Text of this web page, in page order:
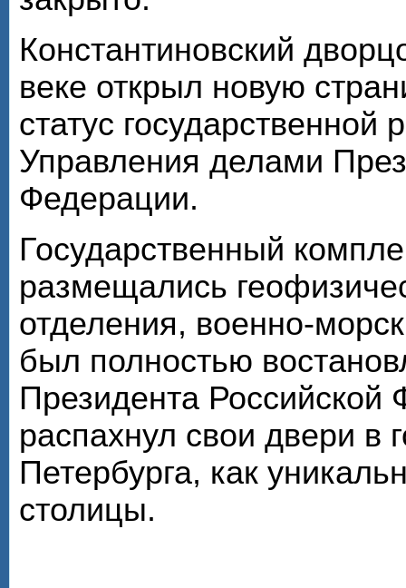
Константиновский
веке открыл новую
статус государственной
Управления делами
Федерации.
Государственный
размещались
отделения, военно-
был полностью
Президента
распахнул свои двери в
Петербурга, как
столицы.